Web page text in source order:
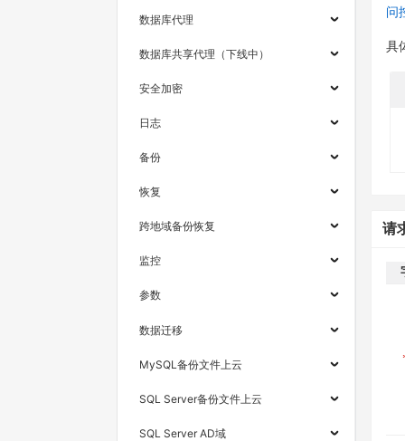
数据库代理
数据库共享代理（下线中）
安全加密
日志
备份
恢复
跨地域备份恢复
监控
参数
数据迁移
MySQL备份文件上云
SQL Server备份文件上云
SQL Server AD域
问
具
请